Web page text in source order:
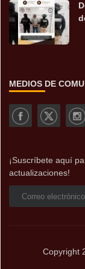
MEDIOS DE
¡Suscríbete aquí
actualizaciones!
Copyright